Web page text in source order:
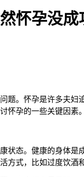
怀孕没成
。怀孕是许多夫妇
怀孕的一些关键因素。
态。健康的身体是
方式，比如过度饮酒